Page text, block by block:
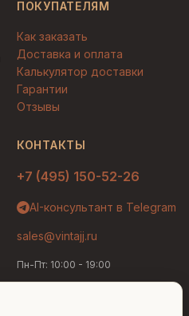
ПОКУПАТЕЛЯМ
Как заказать
Доставка и оплата
Калькулятор доставки
Гарантии
Отзывы
КОНТАКТЫ
+7 (495) 150-52-26
AI-консультант в Telegram
sales@vintajj.ru
Пн-Пт: 10:00 - 19:00